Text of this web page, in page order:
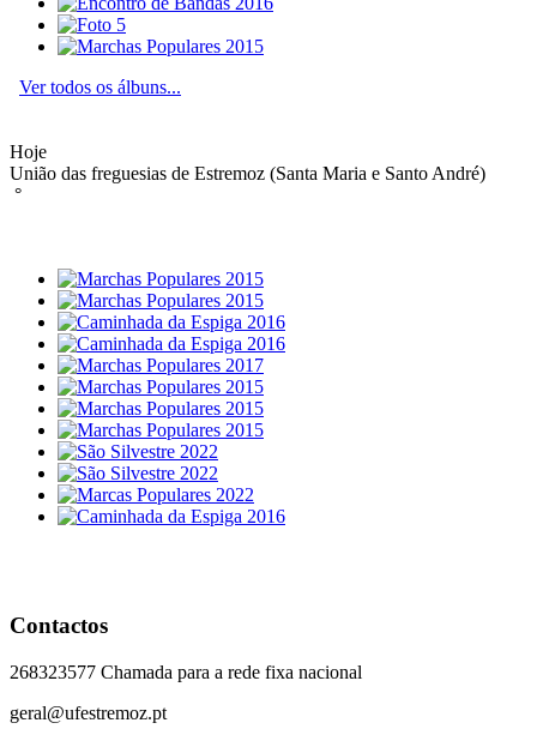
Ver todos os álbuns...
Hoje
União das freguesias de Estremoz (Santa Maria e Santo André)
°
Contactos
268323577 Chamada para a rede fixa nacional
geral@ufestremoz.pt